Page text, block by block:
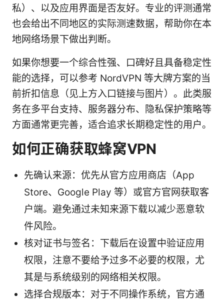
私）、以及应用界面是否友好。专业的评测通常
也会给出不同地区的实际测速数据，帮助你在本
地网络场景下做出判断。
如果你想要一个综合性强、口碑好且具备稳定性
能的选择，可以参考 NordVPN 等大牌方案的当
前折扣信息（见上方入口链接与图片）。此类服
务在多平台支持、服务器分布、隐私保护策略等
方面通常更完善，适合追求长期稳定性的用户。
如何正确获取蜂窝VPN
先确认来源：优先从官方应用商店（App
Store、Google Play 等）或官方官网获取客
户端。避免通过未知来源下载以减少恶意软
件风险。
核对证书与签名：下载后在设置中验证应用
权限，注意不要给予过多不必要的权限，尤
其是与系统级别的网络相关权限。
选择合规版本：对于不同操作系统，官方通